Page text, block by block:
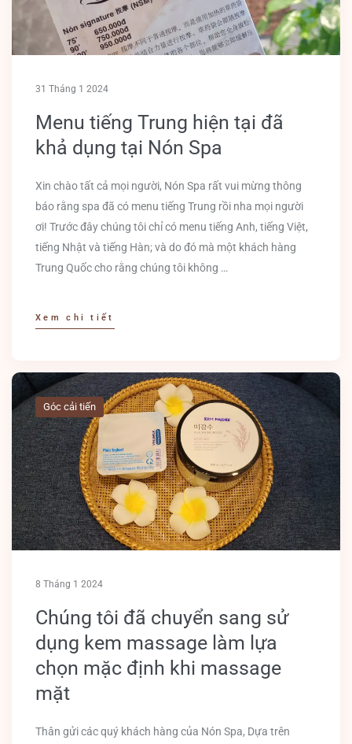
31 Tháng 1 2024
Menu tiếng Trung hiện tại đã
khả dụng tại Nón Spa
Xin chào tất cả mọi người, Nón Spa rất vui mừng thông
báo rằng spa đã có menu tiếng Trung rồi nha mọi người
ơi! Trước đây chúng tôi chỉ có menu tiếng Anh, tiếng Việt,
tiếng Nhật và tiếng Hàn; và do đó mà một khách hàng
Trung Quốc cho rằng chúng tôi không …
Xem chi tiết
Góc cải tiến
8 Tháng 1 2024
Chúng tôi đã chuyển sang sử
dụng kem massage làm lựa
chọn mặc định khi massage
mặt
Thân gửi các quý khách hàng của Nón Spa, Dựa trên